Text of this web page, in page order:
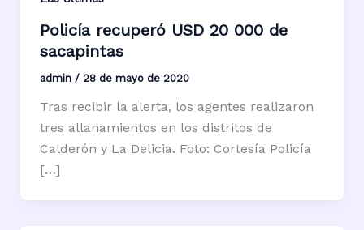
Policía recuperó USD 20 000 de
sacapintas
admin / 28 de mayo de 2020
Tras recibir la alerta, los agentes realizaron
tres allanamientos en los distritos de
Calderón y La Delicia. Foto: Cortesía Policía
[…]